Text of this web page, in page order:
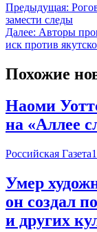
Предыдущая:
замести следы
Далее: Авторы
иск против
Похожие
Наоми
на «Аллее
Российская Газета
Умер
он создал
и других